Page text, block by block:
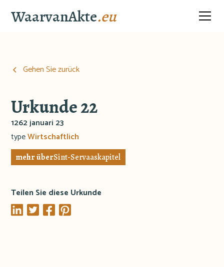
WaarvanAkte.eu
Gehen Sie zurück
Urkunde 22
1262 januari 23
typeWirtschaftlich
mehr überSint-Servaaskapitel
Teilen Sie diese Urkunde